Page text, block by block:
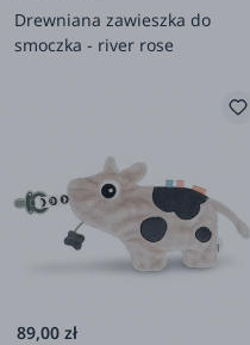
Drewniana zawieszka do
smoczka - river rose
89,00 zł